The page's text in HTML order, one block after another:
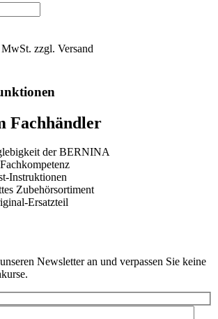
zzgl. Versand
Fachhändler
der BERNINA
Instruktionen
Zubehörsortiment
Ersatzteil
Newsletter an und verpassen Sie keine